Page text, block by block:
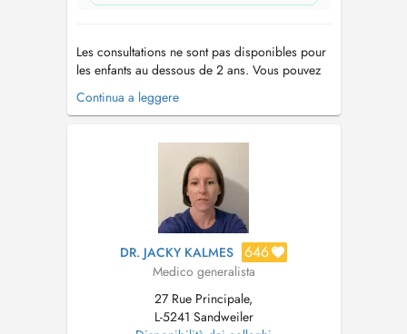
Les consultations ne sont pas disponibles pour
les enfants au dessous de 2 ans. Vous pouvez
contacter le secrétariat au numéro 77 93 77 .
Veuillez noter que le cabinet médical se trouve
direction de Grevenmacher....
Continua a leggere
DR. JACKY KALMES 646
Medico generalista
27 Rue Principale,
L-5241 Sandweiler